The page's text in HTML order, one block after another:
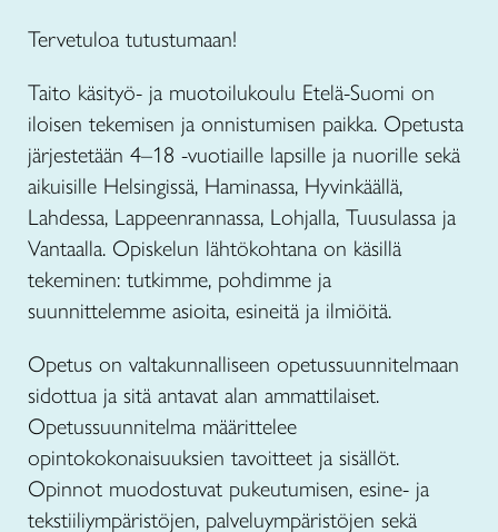
Tervetuloa tutustumaan!
Taito käsityö- ja muotoilukoulu Etelä-Suomi on
iloisen tekemisen ja onnistumisen paikka. Opetusta
järjestetään 4–18 -vuotiaille lapsille ja nuorille sekä
aikuisille Helsingissä, Haminassa, Hyvinkäällä,
Lahdessa, Lappeenrannassa, Lohjalla, Tuusulassa ja
Vantaalla. Opiskelun lähtökohtana on käsillä
tekeminen: tutkimme, pohdimme ja
suunnittelemme asioita, esineitä ja ilmiöitä.
Opetus on valtakunnalliseen opetussuunnitelmaan
sidottua ja sitä antavat alan ammattilaiset.
Opetussuunnitelma määrittelee
opintokokonaisuuksien tavoitteet ja sisällöt.
Opinnot muodostuvat pukeutumisen, esine- ja
tekstiiliympäristöjen, palveluympäristöjen sekä